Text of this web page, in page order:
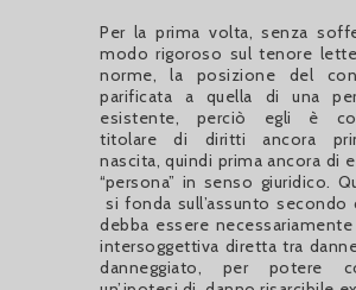
Per la prima volta, senza
modo rigoroso sul tenore
norme, la posizione del
parificata a quella di una
esistente, perciò egli è
titolare di diritti ancora
nascita, quindi prima ancora di
“persona” in senso giuridico.
si fonda sull’assunto secondo
debba essere
intersoggettiva diretta tra
danneggiato, per potere